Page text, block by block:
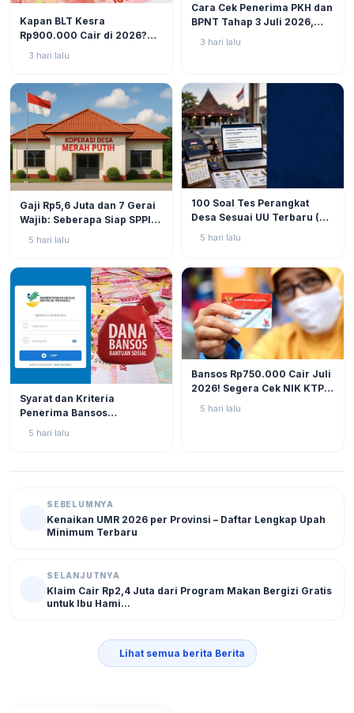
Kapan BLT Kesra
Rp900.000 Cair di 2026?
3 hari lalu
Cara Cek Penerima PKH dan
BPNT Tahap 3 Juli 2026,
3 hari lalu
Gaji Rp5,6 Juta dan 7 Gerai
Wajib: Seberapa Siap SPPI
Menjalankan Ambiguitas
5 hari lalu
100 Soal Tes Perangkat
Desa Sesuai UU Terbaru (UU
5 hari lalu
Syarat dan Kriteria
Penerima Bansos
5 hari lalu
Bansos Rp750.000 Cair Juli
2026! Segera Cek NIK KTP
5 hari lalu
SEBELUMNYA
Kenaikan UMR 2026 per Provinsi – Daftar Lengkap Upah
Minimum Terbaru
SELANJUTNYA
Klaim Cair Rp2,4 Juta dari Program Makan Bergizi Gratis
untuk Ibu Hami...
Lihat semua berita Berita